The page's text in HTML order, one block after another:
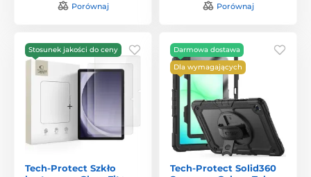
Porównaj Porównaj
Stosunek jakości do ceny
Tech-Protect Szkło
Darmowa dostawa
Dla wymagających
Tech-Protect Solid360